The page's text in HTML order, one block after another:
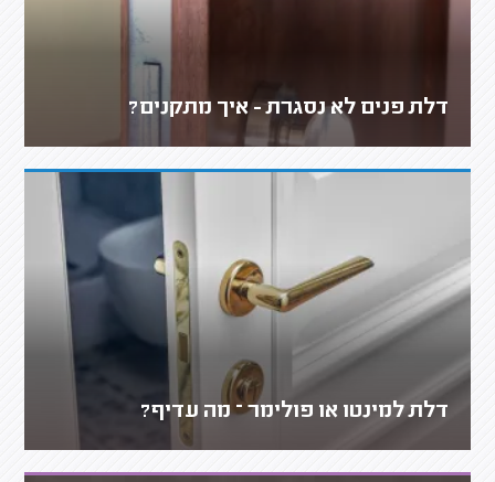
דלת פנים לא נסגרת - איך מתקנים?
דלת למינטו או פולימר – מה עדיף?